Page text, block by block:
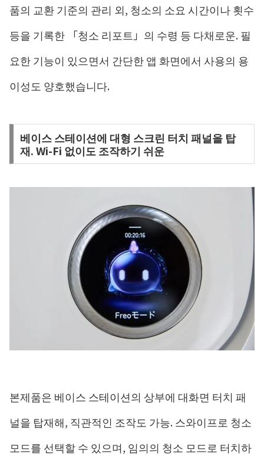
품의 교환 기준의 관리 외, 청소의 소요 시간이나 횟수
등을 기록한 「청소 리포트」의 수령 등 다채로운. 필
요한 기능이 있으면서 간단한 앱 화면에서 사용의 용
이성도 양호했습니다.
베이스 스테이션에 대형 스크린 터치 패널을 탑
재. Wi-Fi 없이도 조작하기 쉬운
본제품은 베이스 스테이션의 상부에 대화면 터치 패
널을 탑재해, 직관적인 조작도 가능. 스와이프로 청소
모드를 선택할 수 있으며, 임의의 청소 모드로 터치하